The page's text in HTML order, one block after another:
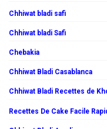
Chhiwat bladi safi
Chhiwat bladi Safi
Chebakia
Chhiwat Bladi Casablanca
Chhiwat Bladi Recettes de
Recettes De Cake Facile